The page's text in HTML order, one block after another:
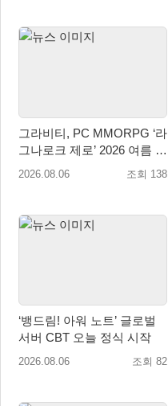
그라비티, PC MMORPG ‘라
그나로크 제로’ 2026 여름 프
로모션 진행!
2026.08.06 조회 138
‘뱅드림! 아워 노트’ 글로벌
서버 CBT 오늘 정식 시작
2026.08.06 조회 82